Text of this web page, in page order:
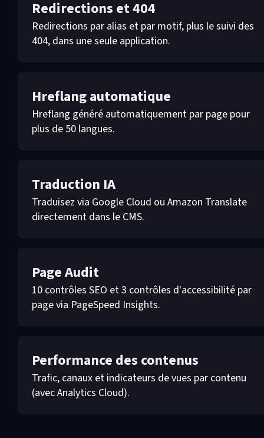
Redirections et 404
Redirections par alias et par motif, plus le suivi des
404, dans une seule application.
Hreflang automatique
Hreflang généré automatiquement par page pour
plus de 50 langues.
Traduction IA
Traduisez via Google Cloud ou Amazon Translate
directement dans le CMS.
Page Audit
10 contrôles SEO et 3 contrôles d'accessibilité par
page via PageSpeed Insights.
Performance des contenus
Trafic, canaux et indicateurs de vues par contenu
(avec Analytics Cloud).